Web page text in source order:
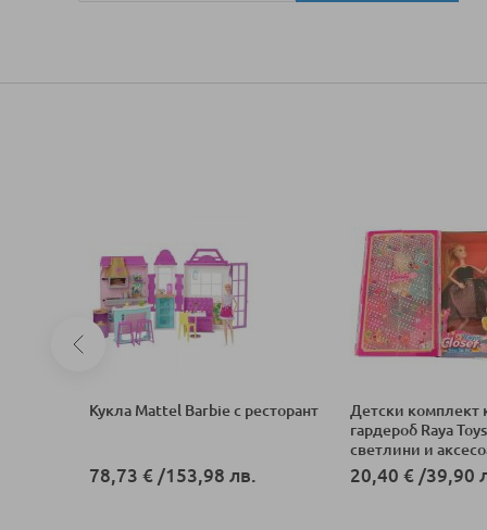
Кукла Mattel Barbie с ресторант
78,73 € /153,98 лв.
Детски комплект
гардероб Raya
светлини и
20,40 € /39,90